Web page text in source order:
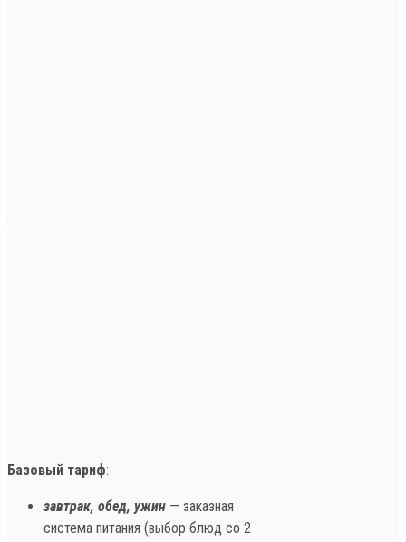
Базовый тариф:
завтрак, обед, ужин — заказная
система питания (выбор блюд со 2